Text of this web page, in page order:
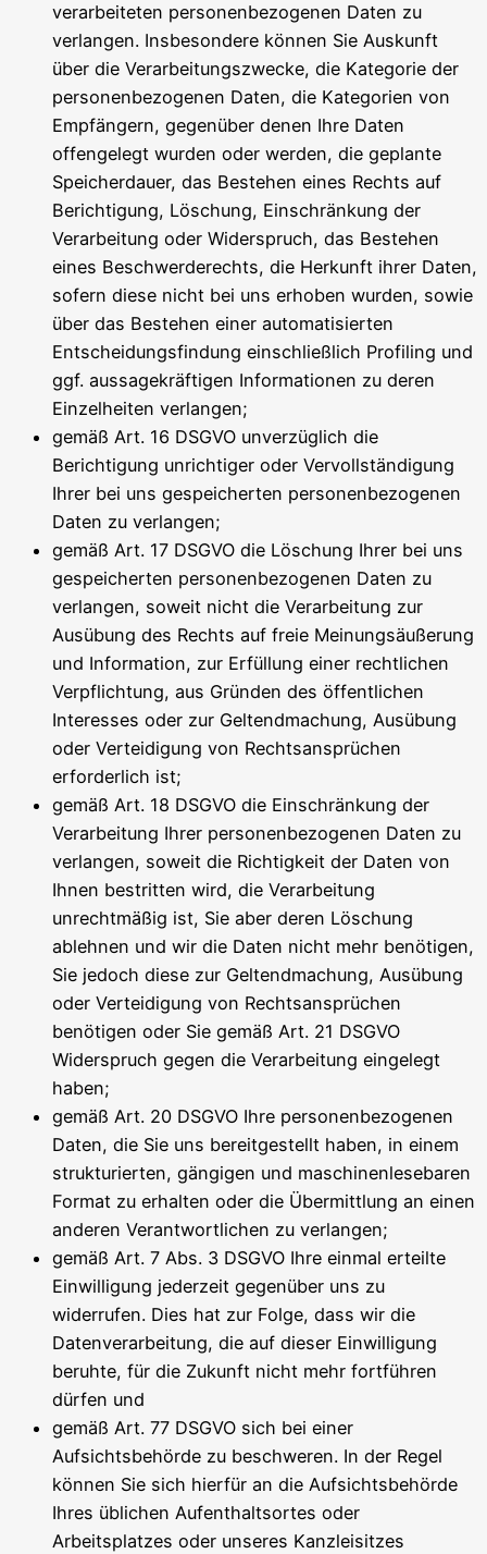
verarbeiteten personenbezogenen Daten zu
verlangen. Insbesondere können Sie Auskunft
über die Verarbeitungszwecke, die Kategorie der
personenbezogenen Daten, die Kategorien von
Empfängern, gegenüber denen Ihre Daten
offengelegt wurden oder werden, die geplante
Speicherdauer, das Bestehen eines Rechts auf
Berichtigung, Löschung, Einschränkung der
Verarbeitung oder Widerspruch, das Bestehen
eines Beschwerderechts, die Herkunft ihrer Daten,
sofern diese nicht bei uns erhoben wurden, sowie
über das Bestehen einer automatisierten
Entscheidungsfindung einschließlich Profiling und
ggf. aussagekräftigen Informationen zu deren
Einzelheiten verlangen;
gemäß Art. 16 DSGVO unverzüglich die
Berichtigung unrichtiger oder Vervollständigung
Ihrer bei uns gespeicherten personenbezogenen
Daten zu verlangen;
gemäß Art. 17 DSGVO die Löschung Ihrer bei uns
gespeicherten personenbezogenen Daten zu
verlangen, soweit nicht die Verarbeitung zur
Ausübung des Rechts auf freie Meinungsäußerung
und Information, zur Erfüllung einer rechtlichen
Verpflichtung, aus Gründen des öffentlichen
Interesses oder zur Geltendmachung, Ausübung
oder Verteidigung von Rechtsansprüchen
erforderlich ist;
gemäß Art. 18 DSGVO die Einschränkung der
Verarbeitung Ihrer personenbezogenen Daten zu
verlangen, soweit die Richtigkeit der Daten von
Ihnen bestritten wird, die Verarbeitung
unrechtmäßig ist, Sie aber deren Löschung
ablehnen und wir die Daten nicht mehr benötigen,
Sie jedoch diese zur Geltendmachung, Ausübung
oder Verteidigung von Rechtsansprüchen
benötigen oder Sie gemäß Art. 21 DSGVO
Widerspruch gegen die Verarbeitung eingelegt
haben;
gemäß Art. 20 DSGVO Ihre personenbezogenen
Daten, die Sie uns bereitgestellt haben, in einem
strukturierten, gängigen und maschinenlesebaren
Format zu erhalten oder die Übermittlung an einen
anderen Verantwortlichen zu verlangen;
gemäß Art. 7 Abs. 3 DSGVO Ihre einmal erteilte
Einwilligung jederzeit gegenüber uns zu
widerrufen. Dies hat zur Folge, dass wir die
Datenverarbeitung, die auf dieser Einwilligung
beruhte, für die Zukunft nicht mehr fortführen
dürfen und
gemäß Art. 77 DSGVO sich bei einer
Aufsichtsbehörde zu beschweren. In der Regel
können Sie sich hierfür an die Aufsichtsbehörde
Ihres üblichen Aufenthaltsortes oder
Arbeitsplatzes oder unseres Kanzleisitzes